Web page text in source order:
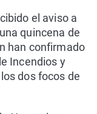
el aviso a
quincena de
han confirmado
Incendios y
dos focos de